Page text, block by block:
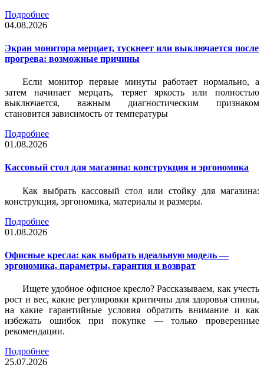
Подробнее
04.08.2026
Экран монитора мерцает, тускнеет или выключается после
прогрева: возможные причины
Если монитор первые минуты работает нормально, а
затем начинает мерцать, теряет яркость или полностью
выключается, важным диагностическим признаком
становится зависимость от температуры
Подробнее
01.08.2026
Кассовый стол для магазина: конструкция и эргономика
Как выбрать кассовый стол или стойку для магазина:
конструкция, эргономика, материалы и размеры.
Подробнее
01.08.2026
Офисные кресла: как выбрать идеальную модель —
эргономика, параметры, гарантия и возврат
Ищете удобное офисное кресло? Рассказываем, как учесть
рост и вес, какие регулировки критичны для здоровья спины,
на какие гарантийные условия обратить внимание и как
избежать ошибок при покупке — только проверенные
рекомендации.
Подробнее
25.07.2026